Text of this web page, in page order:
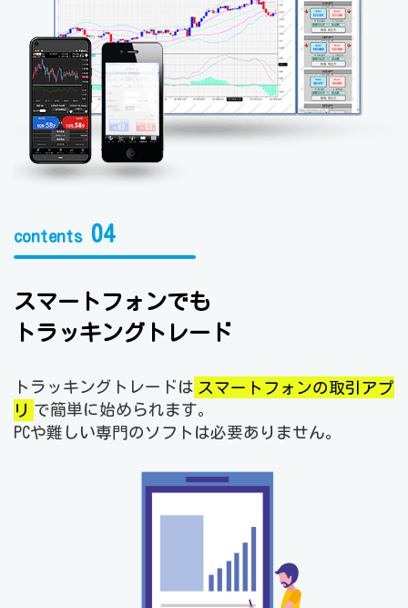
contents 04
スマートフォンでも
トラッキングトレード
トラッキングトレードは スマートフォンの取引アプ
リ で簡単に始められます。
PCや難しい専門のソフトは必要ありません。